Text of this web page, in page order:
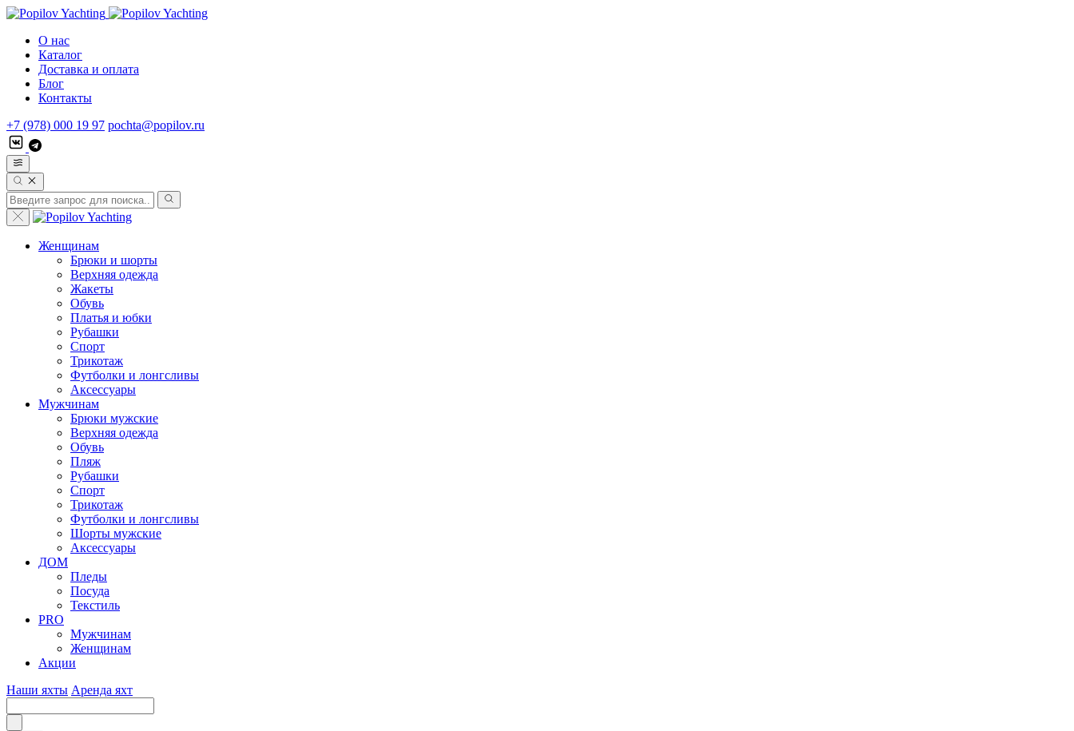
О нас
Каталог
Доставка и оплата
Блог
Контакты
+7 (978) 000 19 97 pochta@popilov.ru
Женщинам
Брюки и шорты
Верхняя одежда
Жакеты
Обувь
Платья и юбки
Рубашки
Спорт
Трикотаж
Футболки и лонгсливы
Аксессуары
Мужчинам
Брюки мужские
Верхняя одежда
Обувь
Пляж
Рубашки
Спорт
Трикотаж
Футболки и лонгсливы
Шорты мужские
Аксессуары
ДОМ
Пледы
Посуда
Текстиль
PRO
Мужчинам
Женщинам
Акции
Наши яхты Аренда яхт